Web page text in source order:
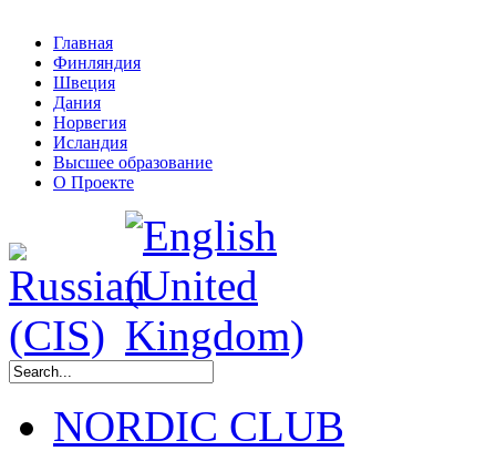
Главная
Финляндия
Швеция
Дания
Норвегия
Исландия
Высшее образование
О Проекте
NORDIC CLUB